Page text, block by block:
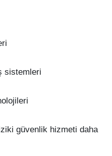
sistemleri
güvenlik hizmeti daha